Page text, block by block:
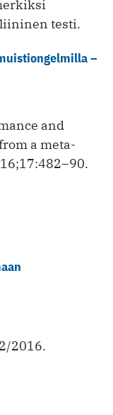
testi.
–
and
a meta-
2016.